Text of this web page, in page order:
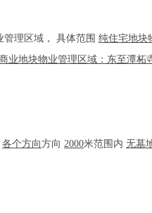
管理区域， 具体范围 纯住宅地块
业地块物业管理区域：东至潭
各个方向方向 2000米范围内 无墓